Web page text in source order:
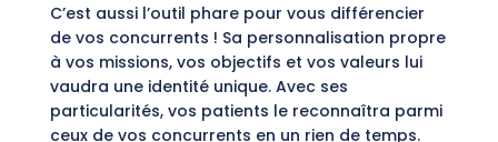
C’est aussi l’outil phare pour vous différencier
de vos concurrents ! Sa personnalisation propre
à vos missions, vos objectifs et vos valeurs lui
vaudra une identité unique. Avec ses
particularités, vos patients le reconnaîtra parmi
ceux de vos concurrents en un rien de temps.